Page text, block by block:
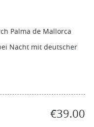
Palma de Mallorca
Nacht mit deutscher
€39.00